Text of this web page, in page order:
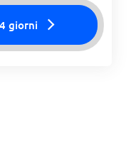
giorni